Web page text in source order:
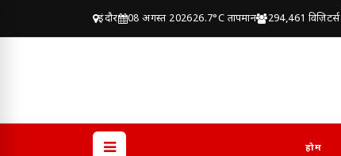
इंदौर 08 अगस्त 202626.7°C तापमान 294,461 विज़िटर्स
होम